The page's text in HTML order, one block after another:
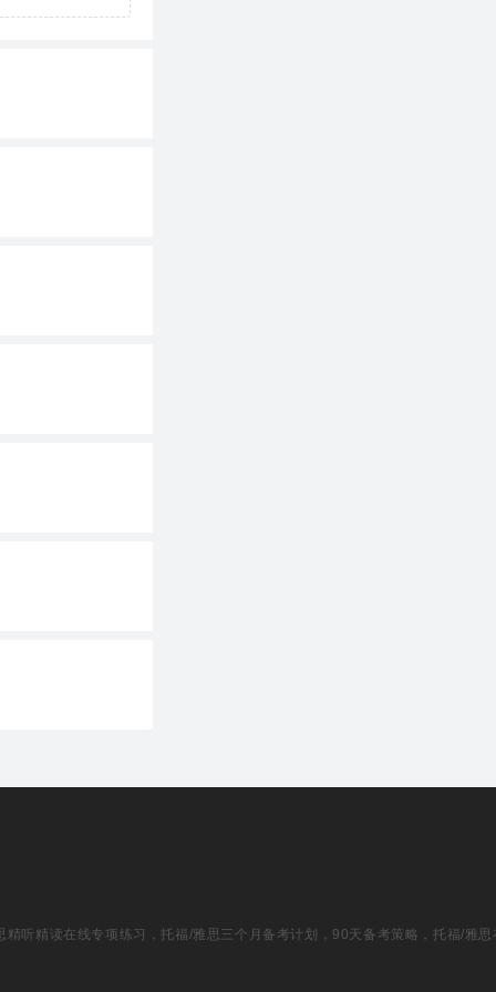
听精读在线专项练习，托福/雅思三个月备考计划，90天备考策略，托福/雅思